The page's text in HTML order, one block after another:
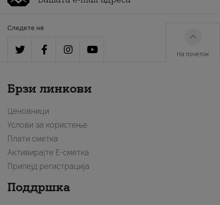
Следете нè
На почеток
Брзи линкови
Ценовници
Услови за користење
Плати сметка
Активирајте Е-сметка
Припејд регистрација
Поддршка